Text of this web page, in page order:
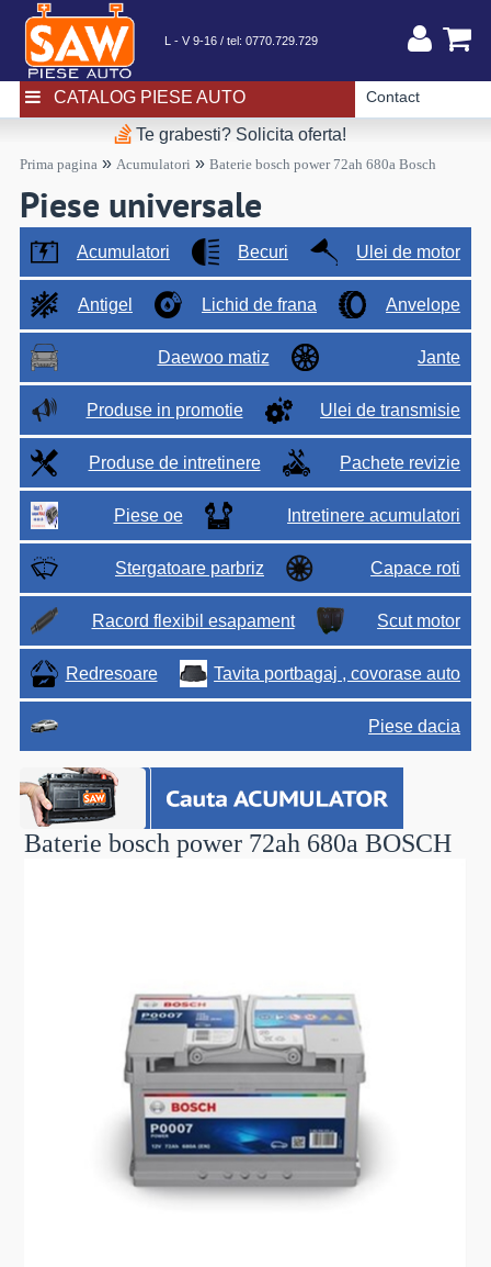
L - V 9-16 / tel: 0770.729.729
CATALOG PIESE AUTO Contact
Te grabesti? Solicita oferta!
Prima pagina » Acumulatori » Baterie bosch power 72ah 680a Bosch
Piese universale
Acumulatori Becuri Ulei de motor
Antigel Lichid de frana Anvelope
Daewoo matiz Jante
Produse in promotie Ulei de transmisie
Produse de intretinere Pachete revizie
Piese oe Intretinere acumulatori
Stergatoare parbriz Capace roti
Racord flexibil esapament Scut motor
Redresoare Tavita portbagaj , covorase auto
Piese dacia
Baterie bosch power 72ah 680aBOSCH